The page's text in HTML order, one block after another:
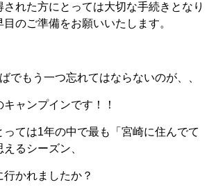
れた方にとっては大切な手続きとなり
のご準備をお願いいたします。
でもう一つ忘れてはならないのが、、
ャンプインです！！
っては1年の中で最も「宮崎に住んでて
るシーズン、
かれましたか？